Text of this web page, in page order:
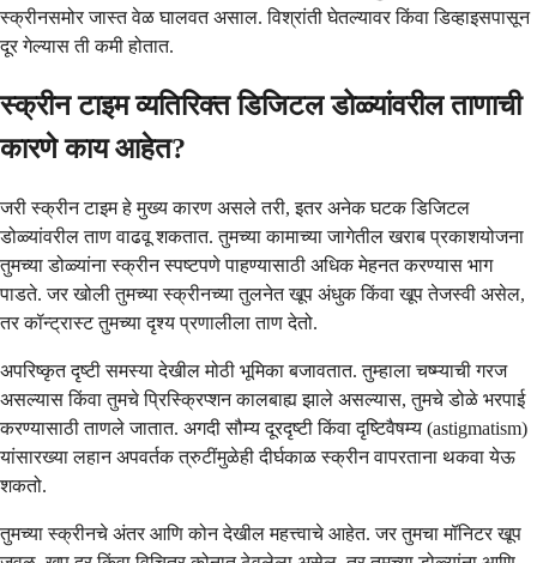
स्क्रीनसमोर जास्त वेळ घालवत असाल. विश्रांती घेतल्यावर किंवा डिव्हाइसपासून
दूर गेल्यास ती कमी होतात.
स्क्रीन टाइम व्यतिरिक्त डिजिटल डोळ्यांवरील ताणाची
कारणे काय आहेत?
जरी स्क्रीन टाइम हे मुख्य कारण असले तरी, इतर अनेक घटक डिजिटल
डोळ्यांवरील ताण वाढवू शकतात. तुमच्या कामाच्या जागेतील खराब प्रकाशयोजना
तुमच्या डोळ्यांना स्क्रीन स्पष्टपणे पाहण्यासाठी अधिक मेहनत करण्यास भाग
पाडते. जर खोली तुमच्या स्क्रीनच्या तुलनेत खूप अंधुक किंवा खूप तेजस्वी असेल,
तर कॉन्ट्रास्ट तुमच्या दृश्य प्रणालीला ताण देतो.
अपरिष्कृत दृष्टी समस्या देखील मोठी भूमिका बजावतात. तुम्हाला चष्म्याची गरज
असल्यास किंवा तुमचे प्रिस्क्रिप्शन कालबाह्य झाले असल्यास, तुमचे डोळे भरपाई
करण्यासाठी ताणले जातात. अगदी सौम्य दूरदृष्टी किंवा दृष्टिवैषम्य (astigmatism)
यांसारख्या लहान अपवर्तक त्रुटींमुळेही दीर्घकाळ स्क्रीन वापरताना थकवा येऊ
शकतो.
तुमच्या स्क्रीनचे अंतर आणि कोन देखील महत्त्वाचे आहेत. जर तुमचा मॉनिटर खूप